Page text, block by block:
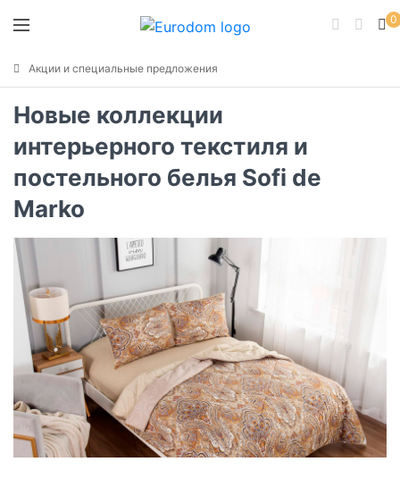
0
Акции и специальные предложения
Новые коллекции
интерьерного текстиля и
постельного белья Sofi de
Marko